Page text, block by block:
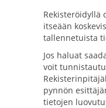
Rekisteröidyllä
itseään
tallennetuista
Jos haluat
voit
pynnön
tietojen